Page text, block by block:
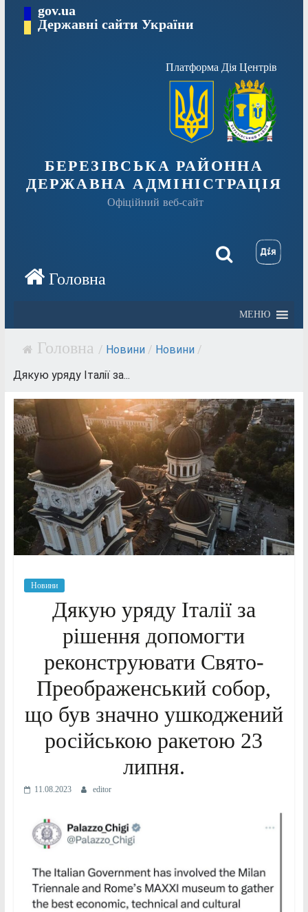
Перейтиgov.ua
Державні сайти України
Платформа Дія Центрів
БЕРЕЗІВСЬКА РАЙОННА
ДЕРЖАВНА АДМІНІСТРАЦІЯ
Офіційний веб-сайт
МЕНЮ
/ Новини / Новини /
Дякую уряду Італії за...
Новини
Дякую уряду Італії за
рішення допомогти
реконструювати Свято-
Преображенський собор,
що був значно ушкоджений
російською ракетою 23
липня.
11.08.2023 editor